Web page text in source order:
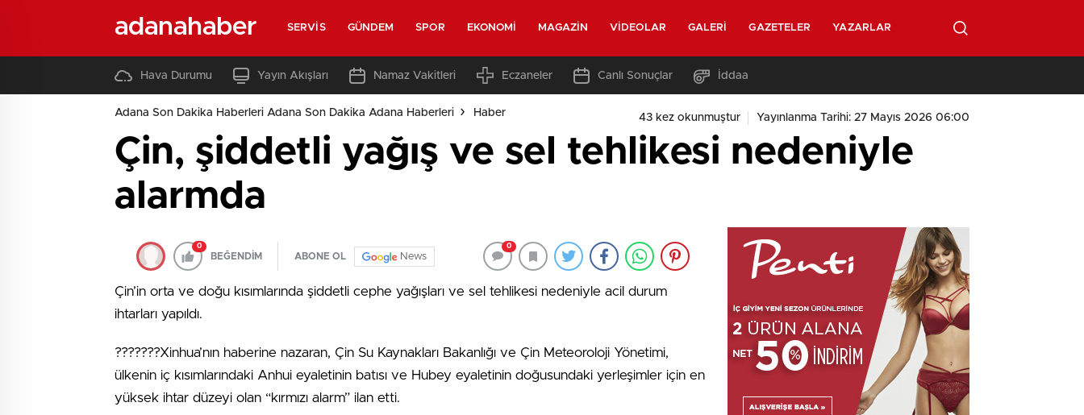
adanahaber SERVIS GÜNDEM SPOR EKONOMI MAGAZIN VIDEOLAR GALERI GAZETELER YAZARLAR
Hava Durumu Yayın Akışları Namaz Vakitleri Eczaneler Canlı Sonuçlar İddaa
Adana Son Dakika Haberleri Adana Son Dakika Adana Haberleri Haber 43 kez okunmuştur Yayınlanma Tarihi: 27 Mayıs 2026 06:00
Çin, şiddetli yağış ve sel tehlikesi nedeniyle
alarmda
0
BEĞENDİM ABONE OL News
0
Çin’in orta ve doğu kısımlarında şiddetli cephe yağışları ve sel tehlikesi nedeniyle acil durum
ihtarları yapıldı.
???????Xinhua’nın haberine nazaran, Çin Su Kaynakları Bakanlığı ve Çin Meteoroloji Yönetimi,
ülkenin iç kısımlarındaki Anhui eyaletinin batısı ve Hubey eyaletinin doğusundaki yerleşimler için en
yüksek ihtar düzeyi olan “kırmızı alarm” ilan etti.